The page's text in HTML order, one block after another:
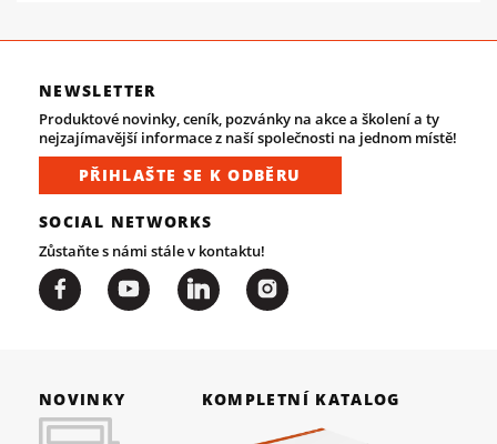
NEWSLETTER
Produktové novinky, ceník, pozvánky na akce a školení a ty
nejzajímavější informace z naší společnosti na jednom místě!
PŘIHLAŠTE SE K ODBĚRU
SOCIAL NETWORKS
Zůstaňte s námi stále v kontaktu!
NOVINKY KOMPLETNÍ KATALOG